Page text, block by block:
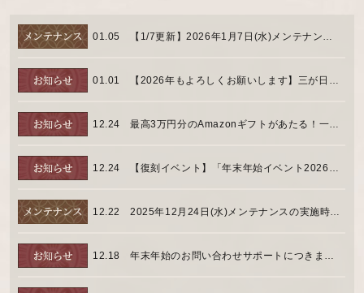
01.05 【1/7更新】2026年1月7日(水)メンテナンスの実施時間について
01.01 【2026年もよろしくお願いします】三が日限定プレゼント！
12.24 最高3万円分のAmazonギフトがあたる！一局戦和了チャレンジ【後半】」開催のお知らせ
12.24 【復刻イベント】「年末年始イベント2026」開催のお知らせ
12.22 2025年12月24日(水)メンテナンスの実施時間について
12.18 年末年始のお問い合わせサポートにつきまして